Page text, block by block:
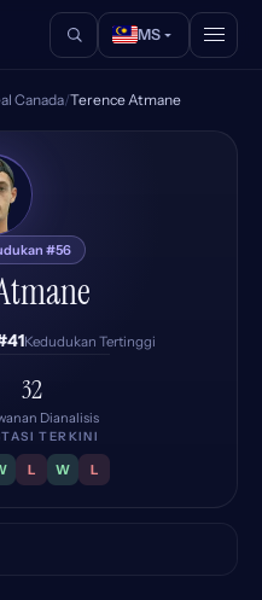
MS
Canada/Terence Atmane
#56
Kedudukan Tertinggi
32
Dianalisis
TERKINI
L W L